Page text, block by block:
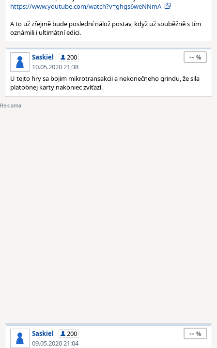
https://www.youtube.com/watch?v=ghgs6weNNmA
A to už zřejmě bude poslední nálož postav, když už souběžně s tím
oznámili i ultimátní edici.
Saskiel
200
10.05.2020 21:38
--
U tejto hry sa bojim mikrotransakcii a nekonečneho grindu, že sila
platobnej karty nakoniec zvíťazí.
Saskiel
200
09.05.2020 21:04
--